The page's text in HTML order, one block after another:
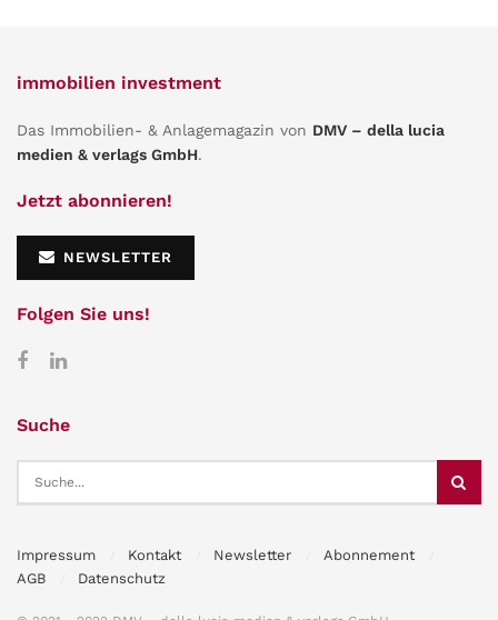
immobilien investment
Das Immobilien- & Anlagemagazin von DMV – della lucia
medien & verlags GmbH.
Jetzt abonnieren!
NEWSLETTER
Folgen Sie uns!
Suche
Impressum Kontakt Newsletter
Abonnement
AGB
Datenschutz